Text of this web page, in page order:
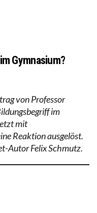
Gymnasium?
von Professor
im
mit
Reaktion ausgelöst.
Autor Felix Schmutz.